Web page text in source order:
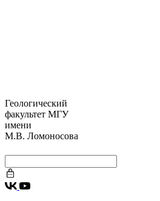
Геологический
факультет МГУ
имени
М.В. Ломоносова